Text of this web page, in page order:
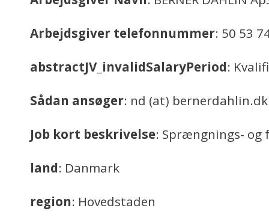
Arbejdsgiver telefonnummer: 50 53
abstractJV_invalidSalaryPeriod:
Sådan ansøger: nd (at) bernerdahlin.dk
Job kort beskrivelse: Sprængnings-
land: Danmark
region: Hovedstaden